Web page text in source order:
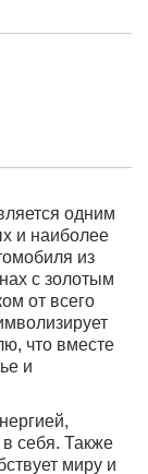
одним
и наиболее
из
с золотым
от всего
что вместе
и
себя. Также
миру и